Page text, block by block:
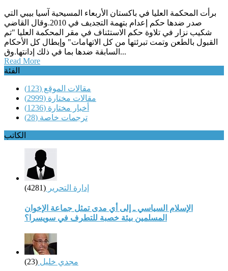
برأت المحكمة العليا في باكستان الأربعاء المسيحية آسيا بيبي التي
صدر ضدها حكم إعدام بتهمة التجديف في 2010.وقال القاضي
شكيب نزار في تلاوة حكم الاستئناف في مقر المحكمة العليا "تم
القبول بالطعن وتمت تبرئتها من كل الاتهامات" وإبطال كل الأحكام
السابقة ضدها بما في ذلك إدانتها.وق...
Read More
الفئة
مقالات الموقع (123)
مقالات مختارة (2999)
أخبار مختارة (1236)
ترجمات خاصة (28)
الكاتب
إدارة التحرير (4281)
الإسلام السياسي ـ إلى أي مدى تمثل جماعة الإخوان
المسلمين بيئة خصبة للتطرف في سويسرا؟
مجدي خليل (23)